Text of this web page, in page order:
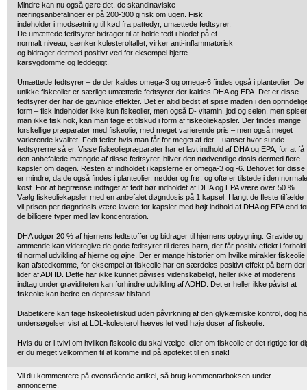
Mindre kan nu også gøre det, de skandinaviske
næringsanbefalinger er på 200-300 g fisk om ugen. Fisk
indeholder i modsætning til kød fra pattedyr, umættede fedtsyrer.
De umættede fedtsyrer bidrager til at holde fedt i blodet på et
normalt niveau, sænker kolesteroltallet, virker anti-inflammatorisk
og bidrager dermed positivt ved for eksempel hjerte-
karsygdomme og leddegigt.
Umættede fedtsyrer – de der kaldes omega-3 og omega-6 findes også i planteolier. De
unikke fiskeolier er særlige umættede fedtsyrer der kaldes DHA og EPA. Det er disse
fedtsyrer der har de gavnlige effekter. Det er altid bedst at spise maden i den
form – fisk indeholder ikke kun fiskeolier, men også D- vitamin, jod og selen, men spiser
man ikke fisk nok, kan man tage et tilskud i form af fiskeoliekapsler. Der findes mange
forskellige præparater med fiskeolie, med meget varierende pris – men også meget
varierende kvalitet! Fedt feder hvis man får for meget af det – uanset hvor sunde
fedtsyrerne så er. Visse fiskeoliepræparater har et lavt indhold af DHA og EPA, for at få
den anbefalede mængde af disse fedtsyrer, bliver den nødvendige dosis dermed flere
kapsler om dagen. Resten af indholdet i kapslerne er omega-3 og -6. Behovet for disse
er mindre, da de også findes i planteolier, nødder og frø, og ofte er tilstede i den normale
kost. For at begrænse indtaget af fedt bør indholdet af DHA og EPA være over 50 %.
Vælg fiskeoliekapsler med en anbefalet døgndosis på 1 kapsel. I langt de fleste tilfælde
vil prisen per døgndosis være lavere for kapsler med højt indhold af DHA og EPA end
de billigere typer med lav koncentration.
DHA udgør 20 % af hjernens fedtstoffer og bidrager til hjernens opbygning. Gravide og
ammende kan videregive de gode fedtsyrer til deres børn, der får positiv effekt i forhold
til normal udvikling af hjerne og øjne. Der er mange historier om hvilke mirakler fiskeolie
kan afstedkomme, for eksempel at fiskeolie har en særdeles positivt effekt på børn der
lider af ADHD. Dette har ikke kunnet påvises videnskabeligt, heller ikke at moderens
indtag under graviditeten kan forhindre udvikling af ADHD. Det er heller ikke påvist at
fiskeolie kan bedre en depressiv tilstand.
Diabetikere kan tage fiskeolietilskud uden påvirkning af den glykæmiske kontrol, dog
undersøgelser vist at LDL-kolesterol hæves let ved høje doser af fiskeolie.
Hvis du er i tvivl om hvilken fiskeolie du skal vælge, eller om fiskeolie er det rigtige for
er du meget velkommen til at komme ind på apoteket til en snak!
Vil du kommentere på ovenstående artikel, så brug kommentarboksen under
annoncerne.